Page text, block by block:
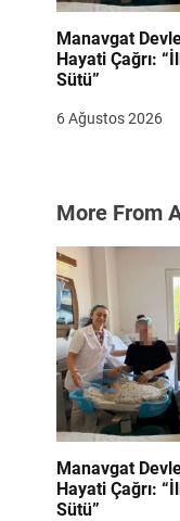
Manavgat
Hayati Çağrı:
Sütü”
6 Ağustos 2026
More From
Manavgat
Hayati Çağrı:
Sütü”